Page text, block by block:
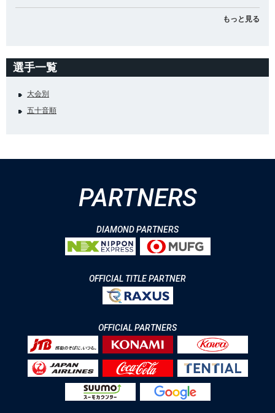
もっと見る
選手一覧
大会別
五十音順
PARTNERS
DIAMOND PARTNERS
OFFICIAL TITLE PARTNER
OFFICIAL PARTNERS